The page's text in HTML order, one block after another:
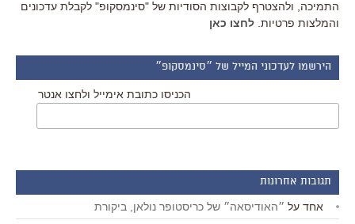
התמיכה, ולהצטרף לקבוצות הסודיות של "סינמסקופ" לקבלת עדכונים
והמלצות פרטיות. לחצו כאן
הירשמו לעדכוני המייל של ״סינמסקופ״
הכניסו כתובת אימייל ולחצו אנטר
תגובות אחרונות
אחד על ״האודיסאה״ של כריסטופר נולאן, ביקורת